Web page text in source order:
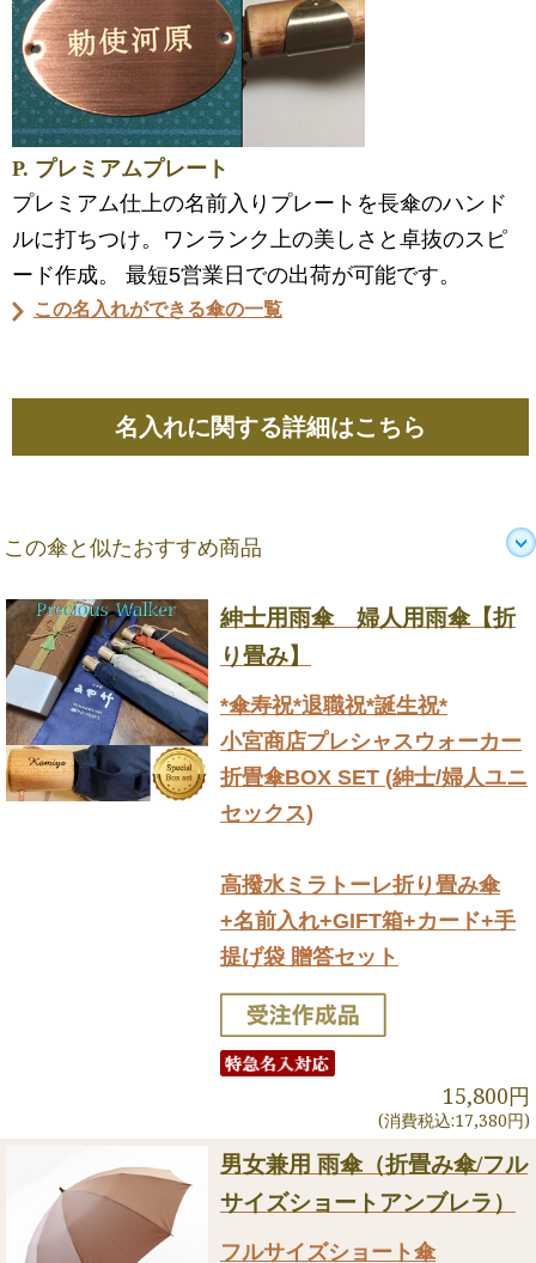
P. プレミアムプレート
プレミアム仕上の名前入りプレートを長傘のハンド
ルに打ちつけ。ワンランク上の美しさと卓抜のスピ
ード作成。 最短5営業日での出荷が可能です。
この名入れができる傘の一覧
名入れに関する詳細はこちら
この傘と似たおすすめ商品
紳士用雨傘 婦人用雨傘【折
り畳み】
*傘寿祝*退職祝*誕生祝*
小宮商店プレシャスウォーカー
折畳傘BOX SET (紳士/婦人ユニ
セックス)
高撥水ミラトーレ折り畳み傘
+名前入れ+GIFT箱+カード+手
提げ袋 贈答セット
15,800円
(消費税込:17,380円)
男女兼用 雨傘（折畳み傘/フル
サイズショートアンブレラ）
フルサイズショート傘